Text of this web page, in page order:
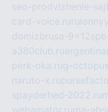
seo-prodvizhenie-
card-voice.ru
domizbrusa-
a380club.ru
perk-oka.rug-
naruto-x.ru
spayderhed-2022.ru